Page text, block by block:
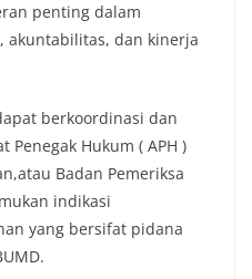
penting dalam
akuntabilitas, dan kinerja
berkoordinasi dan
Penegak Hukum ( APH )
Badan Pemeriksa
indikasi
yang bersifat pidana